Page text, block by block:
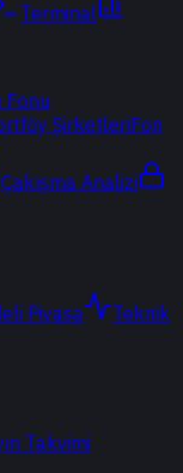
Terminal
Fonu
ŞirketleriFon
Çakışma Analizi
Piyasa
Teknik
Takvimi